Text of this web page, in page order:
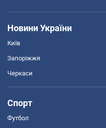
Новини України
Київ
Запоріжжя
Черкаси
Спорт
Футбол